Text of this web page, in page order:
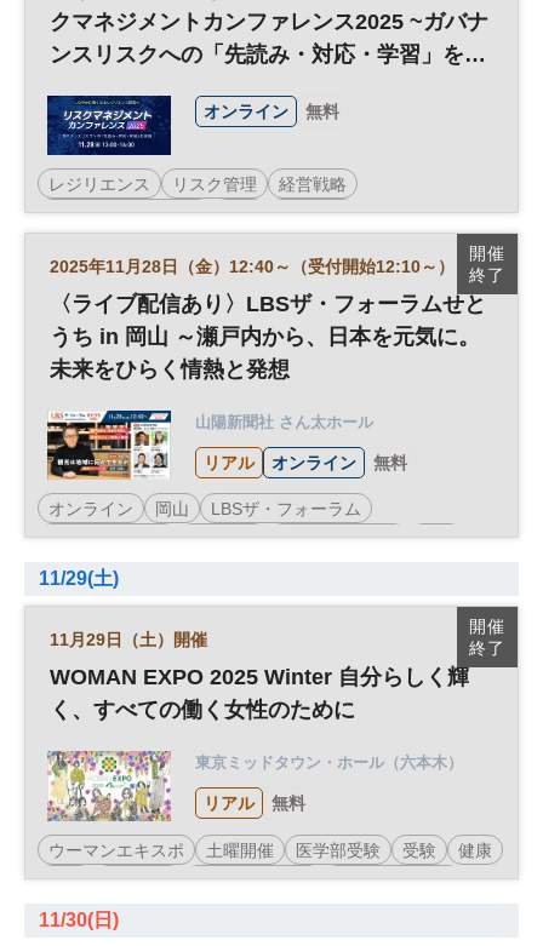
オンライン 無料
クマネジメントカンファレンス2025 ~ガバナ
ンスリスクへの「先読み・対応・学習」を実
レジリエンス リスク管理
経営戦略
リスクマネジメント
組織
参加無料
開催
終了
2025年11月28日（金）12:40～（受付開始12:10～）
山陽新聞社 さん太ホール
リアル オンライン 無料
〈ライブ配信あり〉LBSザ・フォーラムせと
うち in 岡山 ～瀬戸内から、日本を元気に。
未来をひらく情熱と発想
オンライン 岡山
LBSザ・フォーラム
オンライン開催
地方創生 イノベーション
経営
経営戦略
11/29(土)
開催
終了
11月29日（土）開催
東京ミッドタウン・ホール（六本木）
リアル 無料
WOMAN EXPO 2025 Winter 自分らしく輝
く、すべての働く女性のために
ウーマンエキスポ 土曜開催 医学部受験 受験
健康
美容
キャリア WOMAN EXPO
ダイバーシティ
教育
女性
11/30(日)